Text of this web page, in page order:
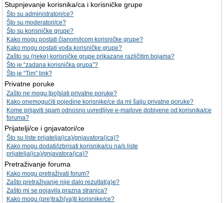
Stupnjevanje korisnika/ca i korisničke grupe
Što su administratori/ce?
Što su moderatori/ce?
Što su korisničke grupe?
Kako mogu postati članom/icom korisničke grupe?
Kako mogu postati vođa korisničke grupe?
Zašto su (neke) korisničke grupe prikazane različitim bojama?
Što je “zadana korisnička grupa”?
Što je “Tim” link?
Privatne poruke
Zašto ne mogu [po]slati privatne poruke?
Kako onemogućiti pojedine korisnike/ce da mi šalju privatne poruke?
Kome prijaviti spam odnosno uvredljive e-mailove dobivene od korisnika/ce
foruma?
Prijatelji/ce i gnjavatori/ce
Što su liste prijatelja(ica)/gnjavatora(ica)?
Kako mogu dodati/izbrisati korisnika/cu na/s liste
prijatelja(ica)/gnjavatora(ica)?
Pretraživanje foruma
Kako mogu pretraživati forum?
Zašto pretraživanje nije dalo rezultat(a)e?
Zašto mi se pojavila prazna stranica?
Kako mogu (pre)traži(va)ti korisnike/ce?